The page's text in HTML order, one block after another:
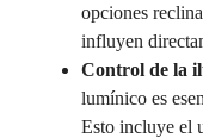
opciones
influyen
Control de la
lumínico es
Esto incluye el